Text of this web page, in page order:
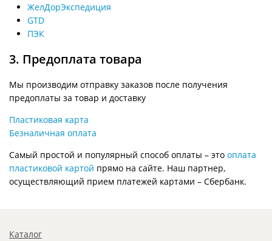
ЖелДорЭкспедиция
GTD
ПЭК
3. Предоплата товара
Мы производим отправку заказов после получения
предоплаты за товар и доставку
Пластиковая карта
Безналичная оплата
Самый простой и популярный способ оплаты – это оплата
пластиковой картой прямо на сайте. Наш партнер,
осуществляющий прием платежей картами – Сбербанк.
Каталог